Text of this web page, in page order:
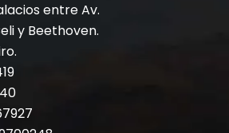
entre Av.
y Beethoven.